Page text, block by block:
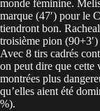
monde féminine.
marque (47′) pour le
tiendront bon.
troisième pion
Avec 8 tirs cadrés
on peut dire que cette
montrées plus
qu’elles aient été
%).